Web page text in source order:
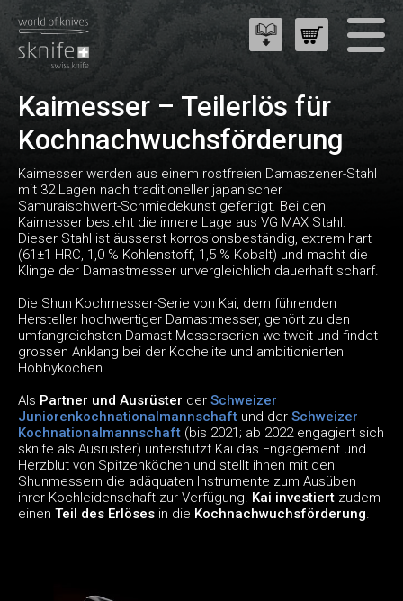
Kaimesser – Teilerlös für
Kochnachwuchsförderung
Kaimesser werden aus einem rostfreien Damaszener-Stahl
mit 32 Lagen nach traditioneller japanischer
Samuraischwert-Schmiedekunst gefertigt. Bei den
Kaimesser besteht die innere Lage aus VG MAX Stahl.
Dieser Stahl ist äusserst korrosionsbeständig, extrem hart
(61±1 HRC, 1,0 % Kohlenstoff, 1,5 % Kobalt) und macht die
Klinge der Damastmesser unvergleichlich dauerhaft scharf.
Die Shun Kochmesser-Serie von Kai, dem führenden
Hersteller hochwertiger Damastmesser, gehört zu den
umfangreichsten Damast-Messerserien weltweit und findet
grossen Anklang bei der Kochelite und ambitionierten
Hobbyköchen.
Als Partner und Ausrüster der Schweizer
Juniorenkochnationalmannschaft und der Schweizer
Kochnationalmannschaft (bis 2021; ab 2022 engagiert sich
sknife als Ausrüster) unterstützt Kai das Engagement und
Herzblut von Spitzenköchen und stellt ihnen mit den
Shunmessern die adäquaten Instrumente zum Ausüben
ihrer Kochleidenschaft zur Verfügung. Kai investiert zudem
einen Teil des Erlöses in die Kochnachwuchsförderung.